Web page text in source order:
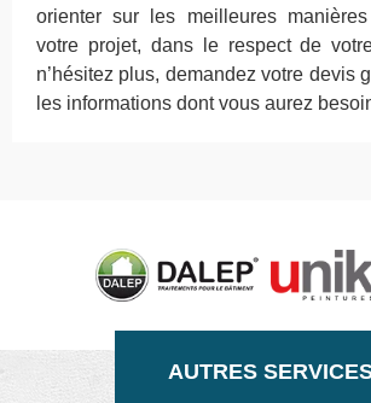
orienter sur les meilleures
votre projet, dans le respect de
n’hésitez plus, demandez votre devis
les informations dont vous aurez
AUTRES